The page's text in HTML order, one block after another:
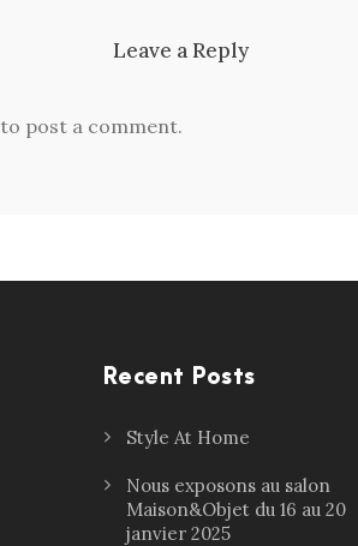
Leave a Reply
to post a comment.
Recent Posts
Style At Home
Nous exposons au salon
Maison&Objet du 16 au 20
janvier 2025